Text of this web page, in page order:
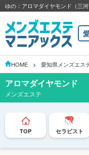
ゆの：アロマダイヤモンド（三
HOME 愛知県メンズエス
アロマダイヤモンド
メンズエステ
TOP セラピスト